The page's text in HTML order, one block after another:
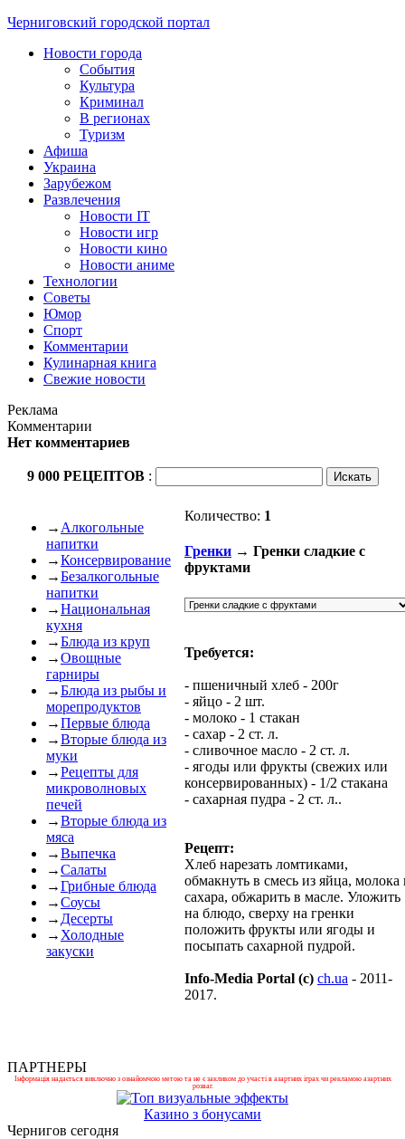
Черниговский городской портал
Новости города
События
Культура
Криминал
В регионах
Туризм
Афиша
Украина
Зарубежом
Развлечения
Новости IT
Новости игр
Новости кино
Новости аниме
Технологии
Советы
Юмор
Спорт
Комментарии
Кулинарная книга
Свежие новости
Реклама
Комментарии
Нет комментариев
9 000 РЕЦЕПТОВ :
→ Алкогольные
напитки
→Консервирование
→Безалкогольные
напитки
→Национальная
кухня
→Блюда из круп
→Овощные
гарниры
→Блюда из рыбы и
морепродуктов
→Первые блюда
→Вторые блюда из
муки
→Рецепты для
микроволновых
печей
→Вторые блюда из
мяса
→Выпечка
→Салаты
→Грибные блюда
→Соусы
→ Десерты
→ Холодные
закуски
Количество: 1
Гренки → Гренки сладкие с
фруктами
Требуется:
- пшеничный хлеб - 200г
- яйцо - 2 шт.
- молоко - 1 стакан
- сахар - 2 ст. л.
- сливочное масло - 2 ст. л.
- ягоды или фрукты (свежих или
консервированных) - 1/2 стакана
- сахарная пудра - 2 ст. л..
Рецепт:
Хлеб нарезать ломтиками,
обмакнуть в смесь из яйца, молока
сахара, обжарить в масле. Уложить
на блюдо, сверху на гренки
положить фрукты или ягоды и
посыпать сахарной пудрой.
Info-Media Portal (c) ch.ua - 2011-
2017.
ПАРТНЕРЫ
Інформація надається виключно з ознайомчою метою та не є закликом до участі в азартних іграх чи рекламою азартних
розваг.
Казино з бонусами
Чернигов сегодня